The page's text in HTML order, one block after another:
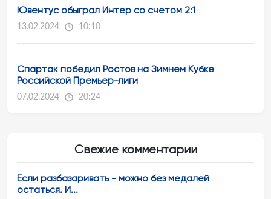
Ювентус обыграл Интер со счетом 2:1
13.02.2024 10:10
Спартак победил Ростов на Зимнем Кубке
Российской Премьер-лиги
07.02.2024 20:24
Свежие комментарии
Если разбазаривать - можно без медалей
остаться. И...